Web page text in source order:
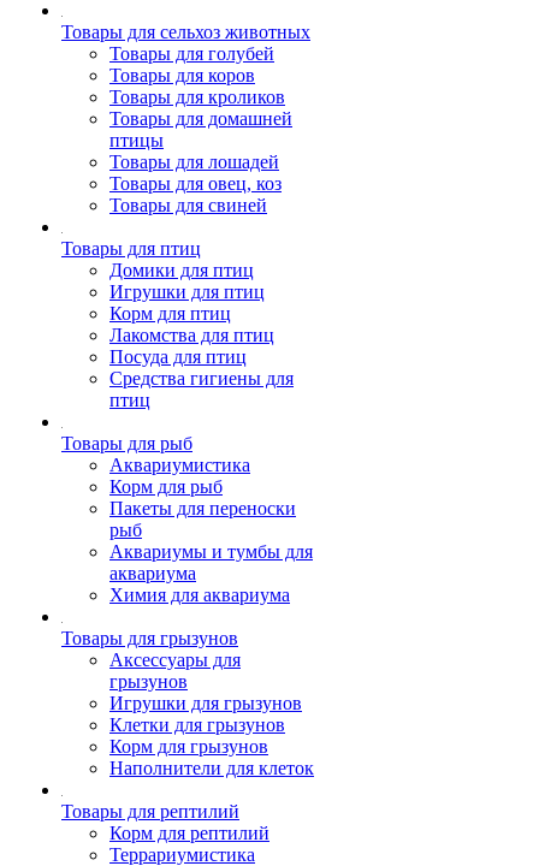
Товары для сельхоз животных
Товары для голубей
Товары для коров
Товары для кроликов
Товары для домашней
птицы
Товары для лошадей
Товары для овец, коз
Товары для свиней
Товары для птиц
Домики для птиц
Игрушки для птиц
Корм для птиц
Лакомства для птиц
Посуда для птиц
Средства гигиены для
птиц
Товары для рыб
Аквариумистика
Корм для рыб
Пакеты для переноски
рыб
Аквариумы и тумбы для
аквариума
Химия для аквариума
Товары для грызунов
Аксессуары для
грызунов
Игрушки для грызунов
Клетки для грызунов
Корм для грызунов
Наполнители для клеток
Товары для рептилий
Корм для рептилий
Террариумистика